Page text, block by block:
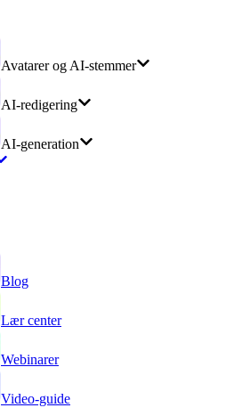
Avatarer og AI-stemmer
AI-redigering
AI-generation
Blog
Lær center
Webinarer
Video-guide